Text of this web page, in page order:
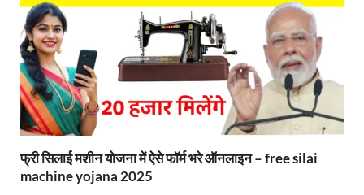
फ्री सिलाई मशीन योजना में ऐसे फॉर्म भरे ऑनलाइन – free silai
machine yojana 2025